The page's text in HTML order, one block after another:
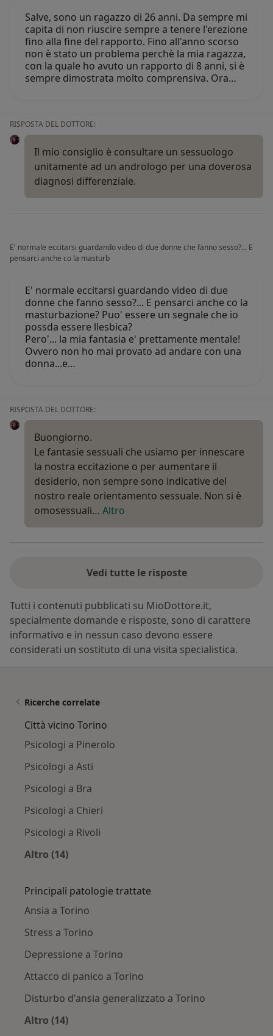
Salve, sono un ragazzo di 26 anni. Da sempre mi
capita di non riuscire sempre a tenere l'erezione
fino alla fine del rapporto. Fino all'anno scorso
non è stato un problema perchè la mia ragazza,
con la quale ho avuto un rapporto di 8 anni, si è
sempre dimostrata molto comprensiva. Ora…
RISPOSTA DEL DOTTORE:
Il mio consiglio è consultare un sessuologo
unitamente ad un andrologo per una doverosa
diagnosi differenziale.
E' normale eccitarsi guardando video di due donne che fanno sesso?... E
pensarci anche co la masturb
E' normale eccitarsi guardando video di due
donne che fanno sesso?... E pensarci anche co la
masturbazione? Puo' essere un segnale che io
possda essere llesbica?
Pero'... la mia fantasia e' prettamente mentale!
Ovvero non ho mai provato ad andare con una
donna...e…
RISPOSTA DEL DOTTORE:
Buongiorno.
Le fantasie sessuali che usiamo per innescare
la nostra eccitazione o per aumentare il
desiderio, non sempre sono indicative del
nostro reale orientamento sessuale. Non si è
omosessuali… Altro
Vedi tutte le risposte
Tutti i contenuti pubblicati su MioDottore.it,
specialmente domande e risposte, sono di carattere
informativo e in nessun caso devono essere
considerati un sostituto di una visita specialistica.
Ricerche correlate
Città vicino Torino
Psicologi a Pinerolo
Psicologi a Asti
Psicologi a Bra
Psicologi a Chieri
Psicologi a Rivoli
Altro (14)
Principali patologie trattate
Ansia a Torino
Stress a Torino
Depressione a Torino
Attacco di panico a Torino
Disturbo d'ansia generalizzato a Torino
Altro (14)